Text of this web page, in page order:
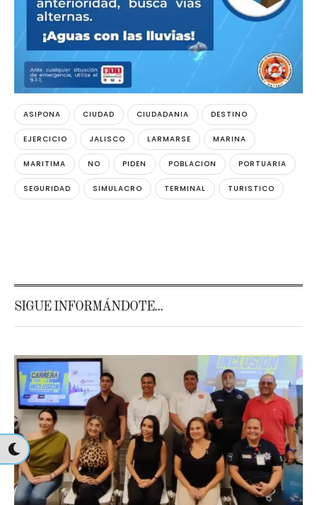
ASIPONA CIUDAD CIUDADANIA DESTINO
EJERCICIO JALISCO LARMARSE MARINA
MARITIMA NO PIDEN POBLACION PORTUARIA
SEGURIDAD SIMULACRO TERMINAL TURISTICO
SIGUE INFORMÁNDOTE...